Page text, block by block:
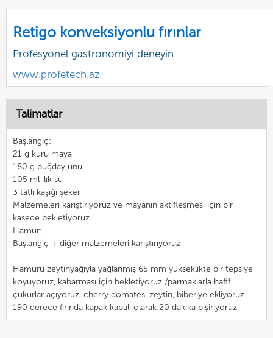
Retigo konveksiyonlu fırınlar
Profesyonel gastronomiyi deneyin
www.profetech.az
Talimatlar
Başlangıç:
21 g kuru maya
180 g buğday unu
105 ml ılık su
3 tatlı kaşığı şeker
Malzemeleri karıştırıyoruz ve mayanın aktifleşmesi için bir
kasede bekletiyoruz
Hamur:
Başlangıç + diğer malzemeleri karıştırıyoruz
Hamuru zeytinyağıyla yağlanmış 65 mm yükseklikte bir tepsiye
koyuyoruz, kabarması için bekletiyoruz /parmaklarla hafif
çukurlar açıyoruz, cherry domates, zeytin, biberiye ekliyoruz
190 derece fırında kapak kapalı olarak 20 dakika pişiriyoruz